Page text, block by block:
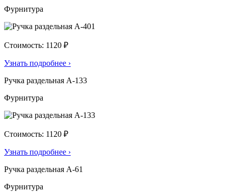
Фурнитура
Стоимость: 1120 ₽
Узнать подробнее ›
Ручка раздельная А-133
Фурнитура
Стоимость: 1120 ₽
Узнать подробнее ›
Ручка раздельная А-61
Фурнитура